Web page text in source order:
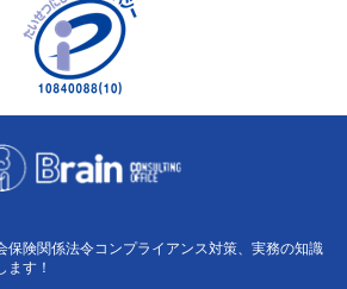
保険関係法令コンプライアンス対策、実務の知識
ます！